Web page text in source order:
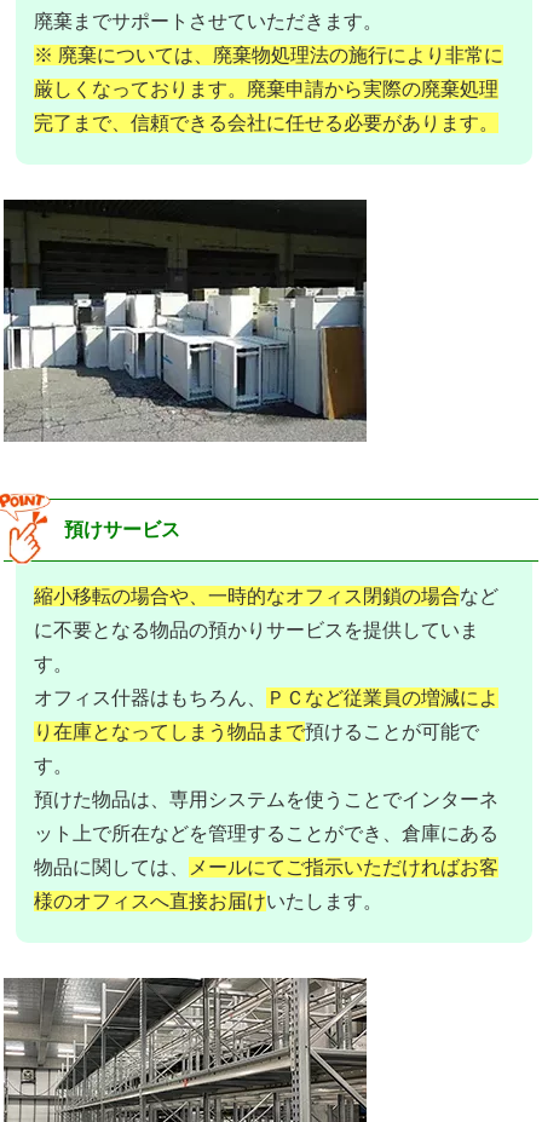
廃棄までサポートさせていただきます。
※ 廃棄については、廃棄物処理法の施行により非常に
厳しくなっております。廃棄申請から実際の廃棄処理
完了まで、信頼できる会社に任せる必要があります。
預けサービス
縮小移転の場合や、一時的なオフィス閉鎖の場合など
に不要となる物品の預かりサービスを提供していま
す。
オフィス什器はもちろん、
ＰＣなど従業員の増減によ
り在庫となってしまう物品まで預けることが可能で
す。
預けた物品は、専用システムを使うことでインターネ
ット上で所在などを管理することができ、倉庫にある
物品に関しては、
メールにてご指示いただければお客
様のオフィスへ直接お届けいたします。